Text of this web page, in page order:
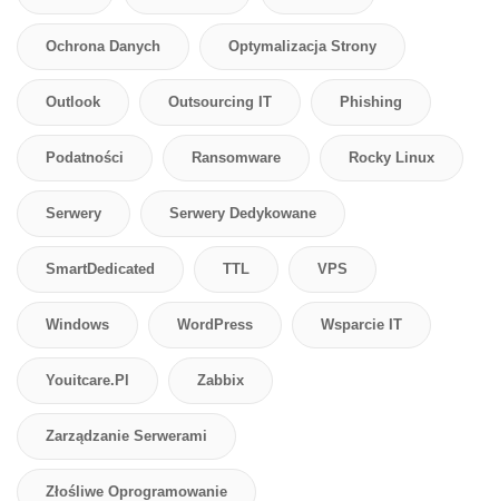
Ochrona Danych Optymalizacja Strony
Outlook Outsourcing IT Phishing
Podatności Ransomware Rocky Linux
Serwery Serwery Dedykowane
SmartDedicated TTL VPS
Windows WordPress Wsparcie IT
Youitcare.pl Zabbix
Zarządzanie Serwerami
Złośliwe Oprogramowanie